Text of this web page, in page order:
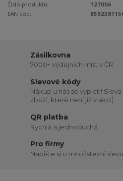
Číslo produktu:
127006
EAN kód:
Zásilkovna
7000+ výdejních míst v ČR
Slevové kódy
Nákup u nás se vyplatí!
zboží, které není již v akci)
QR platba
Rychlá a jednoduchá
Pro firmy
Napište si o množstevní